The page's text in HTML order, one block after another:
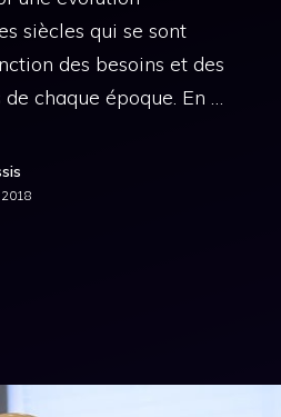
siècles qui se sont
des besoins et des
chaque époque. En …